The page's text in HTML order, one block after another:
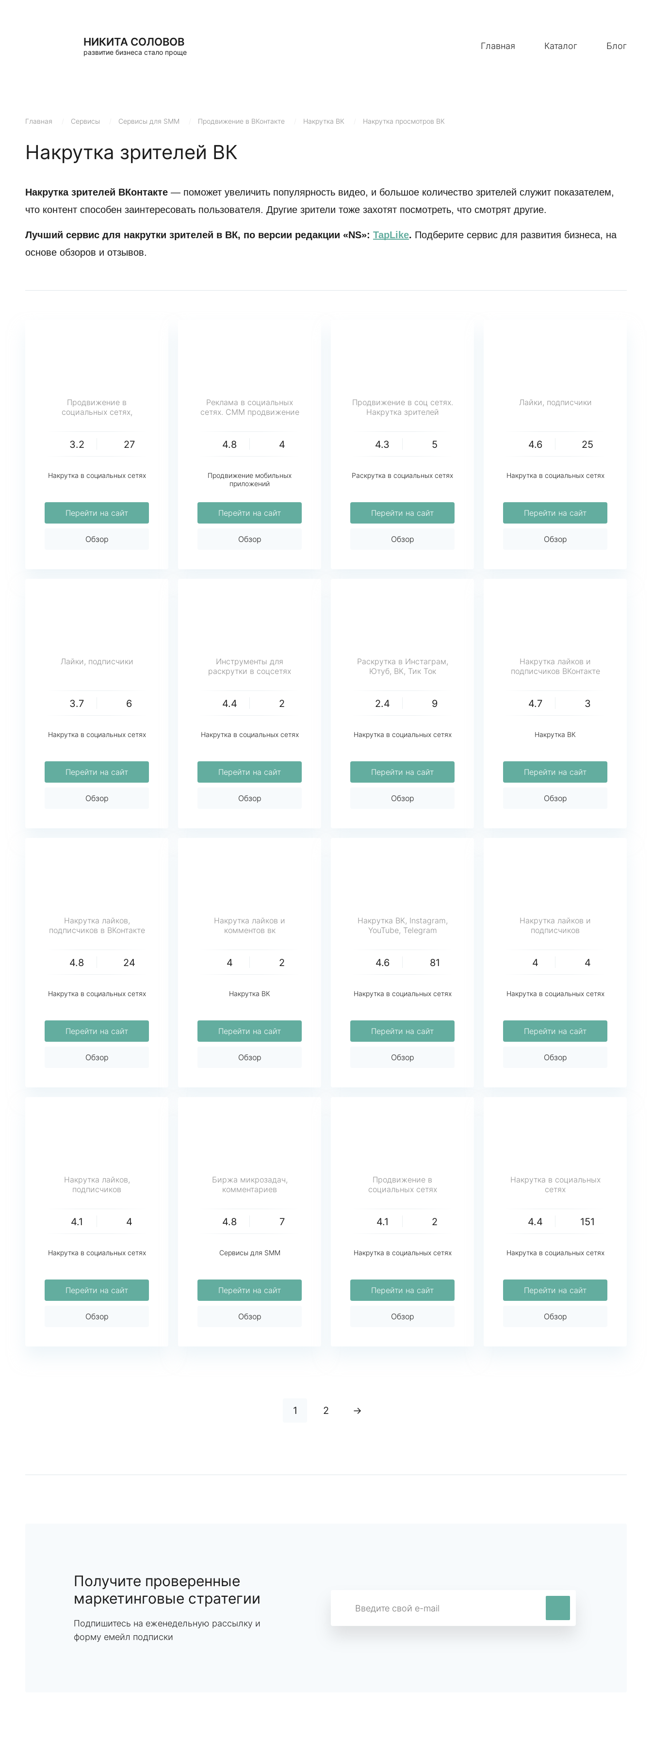
НИКИТА СОЛОВОВ
развитие бизнеса стало проще
Главная Каталог Блог
Главная Сервисы Сервисы для SMM Продвижение в ВКонтакте Накрутка ВК Накрутка просмотров ВК
Накрутка зрителей ВК
Накрутка зрителей ВКонтакте — поможет увеличить популярность видео, и большое количество зрителей служит показателем,
что контент способен заинтересовать пользователя. Другие зрители тоже захотят посмотреть, что смотрят другие.
Лучший сервис для накрутки зрителей в ВК, по версии редакции «NS»: TapLike. Подберите сервис для развития бизнеса, на
основе обзоров и отзывов.
Продвижение в
социальных сетях,
3.2 27
Накрутка в социальных сетях
Перейти на сайт
Обзор
Реклама в социальных
сетях. СММ продвижение
4.8 4
Продвижение мобильных
приложений
Перейти на сайт
Обзор
Продвижение в соц сетях.
Накрутка зрителей
4.3 5
Раскрутка в социальных сетях
Перейти на сайт
Обзор
Лайки, подписчики
4.6 25
Накрутка в социальных сетях
Перейти на сайт
Обзор
Лайки, подписчики
3.7 6
Накрутка в социальных сетях
Перейти на сайт
Обзор
Инструменты для
раскрутки в соцсетях
4.4 2
Накрутка в социальных сетях
Перейти на сайт
Обзор
Раскрутка в Инстаграм,
Ютуб, ВК, Тик Ток
2.4 9
Накрутка в социальных сетях
Перейти на сайт
Обзор
Накрутка лайков и
подписчиков ВКонтакте
4.7 3
Накрутка ВК
Перейти на сайт
Обзор
Накрутка лайков,
подписчиков в ВКонтакте
4.8 24
Накрутка в социальных сетях
Перейти на сайт
Обзор
Накрутка лайков и
комментов вк
4 2
Накрутка ВК
Перейти на сайт
Обзор
Накрутка ВК, Instagram,
YouTube, Telegram
4.6 81
Накрутка в социальных сетях
Перейти на сайт
Обзор
Накрутка лайков и
подписчиков
4 4
Накрутка в социальных сетях
Перейти на сайт
Обзор
Накрутка лайков,
подписчиков
4.1 4
Накрутка в социальных сетях
Перейти на сайт
Обзор
Биржа микрозадач,
комментариев
4.8 7
Сервисы для SMM
Перейти на сайт
Обзор
Продвижение в
социальных сетях
4.1 2
Накрутка в социальных сетях
Перейти на сайт
Обзор
Накрутка в социальных
сетях
4.4 151
Накрутка в социальных сетях
Перейти на сайт
Обзор
1 2 →
Получите проверенные
маркетинговые стратегии
Подпишитесь на еженедельную рассылку и
форму емейл подписки